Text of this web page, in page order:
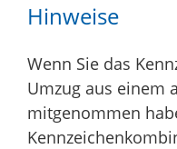
Hinweise
Wenn Sie das
Umzug aus einem
mitgenommen